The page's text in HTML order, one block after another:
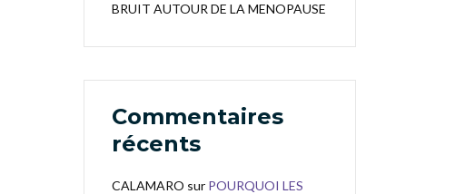
BRUIT AUTOUR DE LA MENOPAUSE
Commentaires
récents
CALAMARO sur POURQUOI LES